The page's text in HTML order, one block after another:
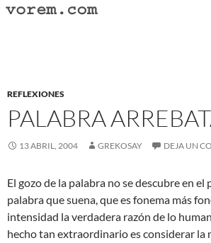
Saltar
REFLEXIONES
PALABRA
13 ABRIL, 2004 GREKOSAY DEJA UN
El gozo de la palabra no se descubre en el
palabra que suena, que es fonema más
intensidad la verdadera razón de lo
hecho tan extraordinario es considerar la